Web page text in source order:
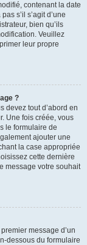
contenant la date
s’il s’agit d’une
bien qu’ils
Veuillez
leur propre
?
devez tout d’abord en
Une fois créée, vous
le formulaire de
ajouter une
la case appropriée
cette dernière
message votre souhait
message d’un
dessous du formulaire